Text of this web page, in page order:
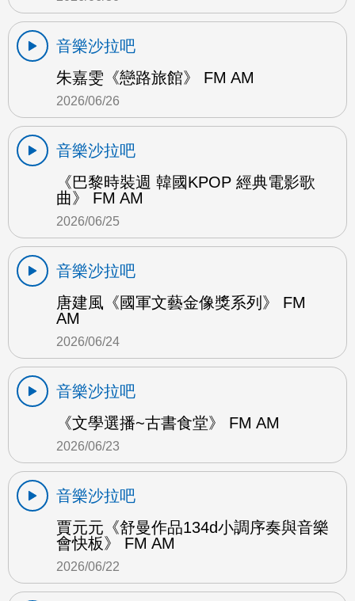
音樂沙拉吧
朱嘉雯《戀路旅館》 FM AM
2026/06/26
音樂沙拉吧
《巴黎時裝週 韓國KPOP 經典電影歌
曲》 FM AM
2026/06/25
音樂沙拉吧
唐建風《國軍文藝金像獎系列》 FM
AM
2026/06/24
音樂沙拉吧
《文學選播~古書食堂》 FM AM
2026/06/23
音樂沙拉吧
賈元元《舒曼作品134d小調序奏與音樂
會快板》 FM AM
2026/06/22